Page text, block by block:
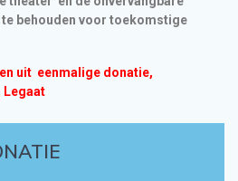
behouden voor toekomstige
uit eenmalige donatie,
Legaat